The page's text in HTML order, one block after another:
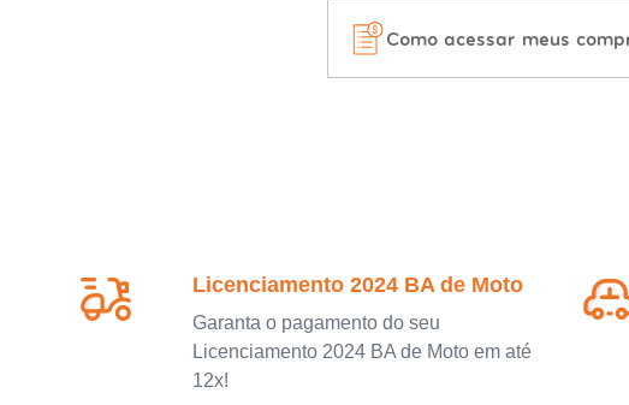
Como acessar meus
Licenciamento 2024 BA de Moto
Garanta o pagamento do seu
Licenciamento 2024 BA de Moto em até
12x!